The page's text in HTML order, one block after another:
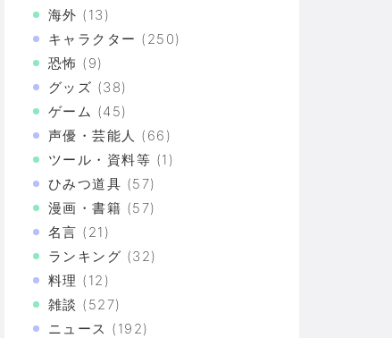
が発覚
すんなよ」
ばXX連で合計○万円使ってた！？
恐怖
の恐怖…
の革命
と駆け抜けた日々を思い出そう
海外 (13)
キャラクター (250)
恐怖 (9)
グッズ (38)
ゲーム (45)
声優・芸能人 (66)
ツール・資料等 (1)
ひみつ道具 (57)
漫画・書籍 (57)
名言 (21)
ランキング (32)
料理 (12)
雑談 (527)
ニュース (192)